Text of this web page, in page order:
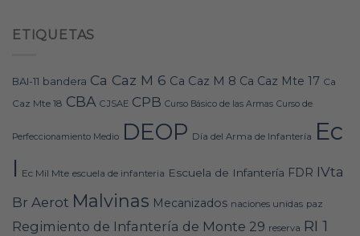
ETIQUETAS
BAI-11 bandera Ca Caz M 6 Ca Caz M 8 Ca Caz Mte 17 Ca
Caz Mte 18 CBA CJSAE CPB Curso Básico de las Armas Curso de
Perfeccionamiento Medio DEOP Día del Arma de Infantería Ec
I Ec Mil Mte escuela de infanteria Escuela de Infantería FDR IVta
Br Aerot Malvinas Mecanizados naciones unidas paz
Regimiento de Infantería de Monte 29 reserva RI 1